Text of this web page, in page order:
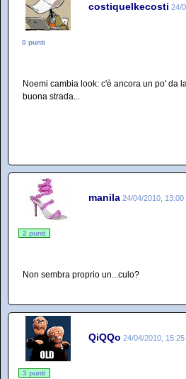
costiquelkecosti 24/
0 punti
Noemi cambia look: c'è ancora un po' da
buona strada...
manila 24/04/2010, 13:00
2 punti
Non sembra proprio un...culo?
QiQQo 24/04/2010, 15:25
3 punti